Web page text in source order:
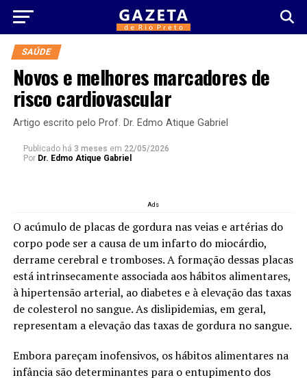
SAÚDE
Novos e melhores marcadores de
risco cardiovascular
Artigo escrito pelo Prof. Dr. Edmo Atique Gabriel
Publicado há 3 meses em 22/05/2026
Por Dr. Edmo Atique Gabriel
Ads
O acúmulo de placas de gordura nas veias e artérias do
corpo pode ser a causa de um infarto do miocárdio,
derrame cerebral e tromboses. A formação dessas placas
está intrinsecamente associada aos hábitos alimentares,
à hipertensão arterial, ao diabetes e à elevação das taxas
de colesterol no sangue. As dislipidemias, em geral,
representam a elevação das taxas de gordura no sangue.
Embora pareçam inofensivos, os hábitos alimentares na
infância são determinantes para o entupimento dos